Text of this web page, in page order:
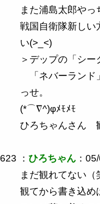
また浦島太郎や
戦国自衛隊新しい
い(>_<)ゞ
＞デップの「シ
「ネバーランド
っせ。
(*⌒∇^)φﾒﾓﾒﾓ
ひろちゃんさん
623 ： ひろちゃん ：
まだ観れてない（
観てから書き込め